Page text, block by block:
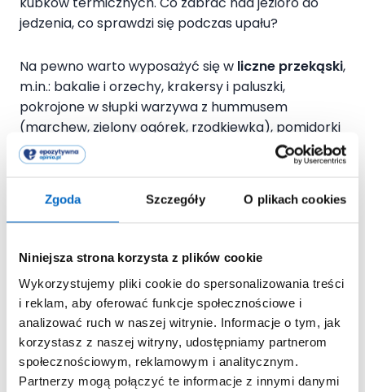
Zgoda Szczegóły O plikach cookies
Niniejsza strona korzysta z plików cookie
Wykorzystujemy pliki cookie do spersonalizowania treści
i reklam, aby oferować funkcje społecznościowe i
analizować ruch w naszej witrynie. Informacje o tym, jak
korzystasz z naszej witryny, udostępniamy partnerom
społecznościowym, reklamowym i analitycznym.
Partnerzy mogą połączyć te informacje z innymi danymi
jedzenia, co sprawdzi się podczas upału?
Na pewno warto wyposażyć się w liczne przekąski,
m.in.: bakalie i orzechy, krakersy i paluszki,
pokrojone w słupki warzywa z hummusem
(marchew, zielony ogórek, rzodkiewka), pomidorki
koktajlowe i sezonowe owoce w pojemnikach
(pokrojone lub w całości, np. czereśnie, nektarynki,
W upały unikajmy zabierania koktajli,
sałatek oraz sosów z dodatkiem mleka i
majonezu, chyba że dobrze zabezpieczymy
je na czas podróży i zjemy od razu po
przyjeździe nad wodę.